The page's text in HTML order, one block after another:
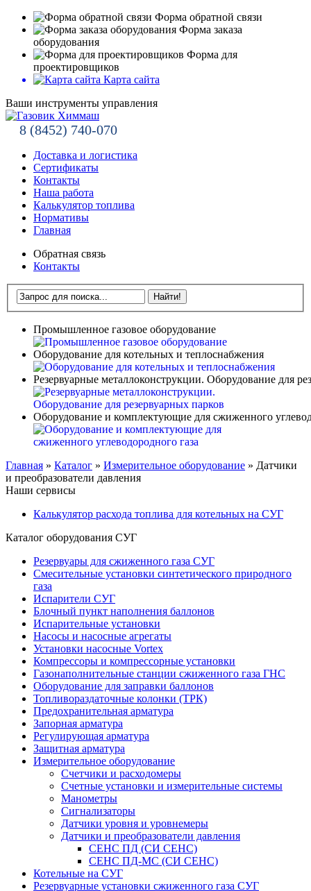
Форма обратной связи
Форма заказа
оборудования
Форма для
проектировщиков
Карта сайта
Ваши инструменты управления
8 (8452) 740-070
Доставка и логистика
Сертификаты
Контакты
Наша работа
Калькулятор топлива
Нормативы
Главная
Обратная связь
Контакты
Промышленное газовое оборудование
Оборудование для котельных и теплоснабжения
Резервуарные металлоконструкции. Оборудование для
Оборудование и комплектующие для сжиженного
Главная » Каталог » Измерительное оборудование » Датчики
и преобразователи давления
Наши сервисы
Калькулятор расхода топлива для котельных на СУГ
Каталог оборудования СУГ
Резервуары для сжиженного газа СУГ
Смесительные установки синтетического природного
газа
Испарители СУГ
Блочный пункт наполнения баллонов
Испарительные установки
Насосы и насосные агрегаты
Установки насосные Vortex
Компрессоры и компрессорные установки
Газонаполнительные станции сжиженного газа ГНС
Оборудование для заправки баллонов
Топливораздаточные колонки (ТРК)
Предохранительная арматура
Запорная арматура
Регулирующая арматура
Защитная арматура
Измерительное оборудование
Счетчики и расходомеры
Счетные установки и измерительные системы
Манометры
Сигнализаторы
Датчики уровня и уровнемеры
Датчики и преобразователи давления
СЕНС ПД (СИ СЕНС)
СЕНС ПД-МС (СИ СЕНС)
Котельные на СУГ
Резервуарные установки сжиженного газа СУГ